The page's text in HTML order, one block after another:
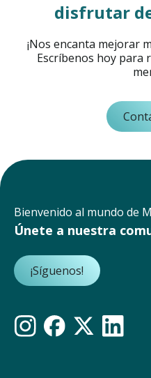
disfrutar
¡Nos encanta mejorar
Escríbenos hoy para
Bienvenido al mundo de
Únete a nuestra
¡Síguenos!